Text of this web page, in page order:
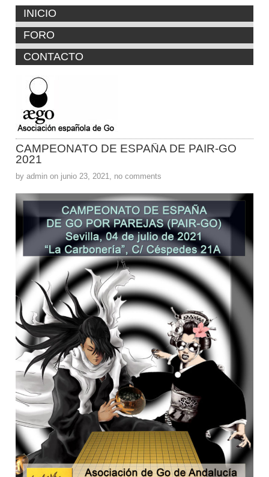
INICIO
FORO
CONTACTO
CAMPEONATO DE ESPAÑA DE PAIR-GO
2021
by admin on junio 23, 2021, no comments